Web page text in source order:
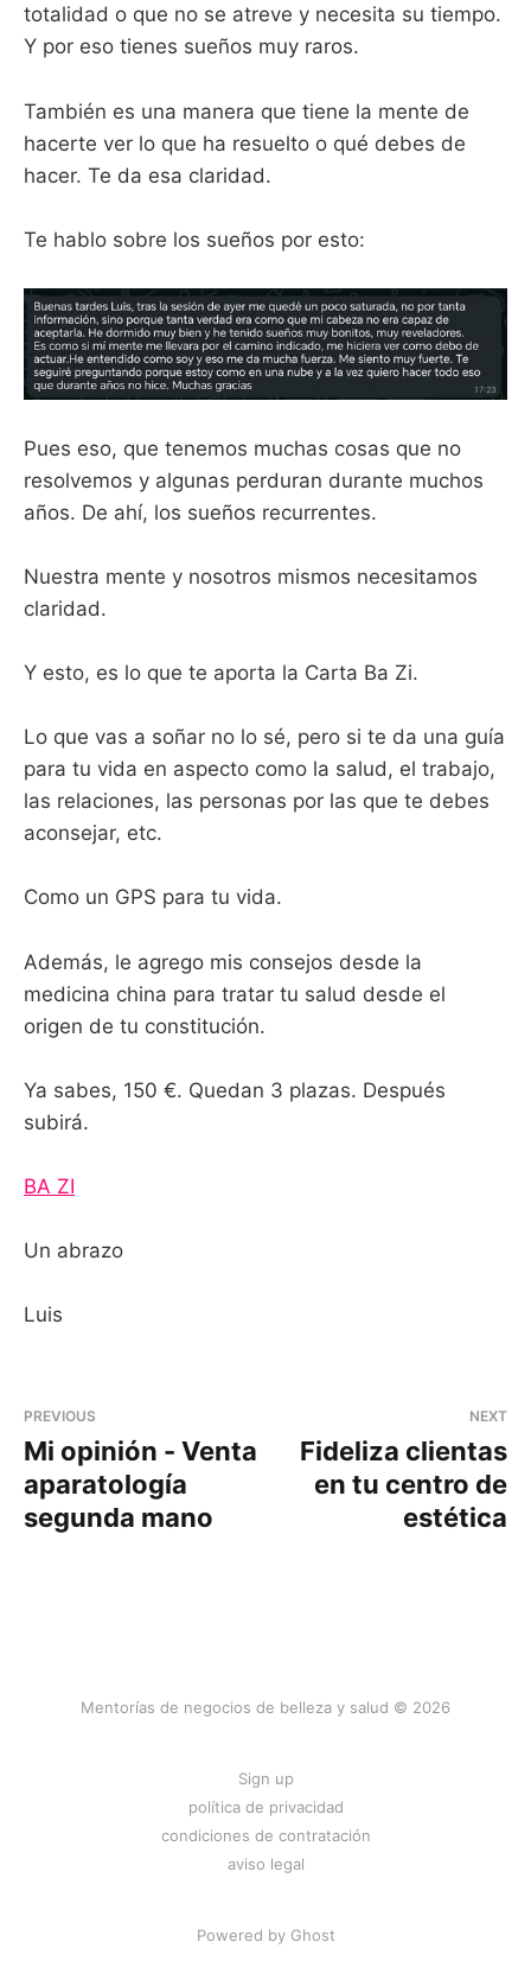
totalidad o que no se atreve y necesita su tiempo.
Y por eso tienes sueños muy raros.
También es una manera que tiene la mente de
hacerte ver lo que ha resuelto o qué debes de
hacer. Te da esa claridad.
Te hablo sobre los sueños por esto:
Pues eso, que tenemos muchas cosas que no
resolvemos y algunas perduran durante muchos
años. De ahí, los sueños recurrentes.
Nuestra mente y nosotros mismos necesitamos
claridad.
Y esto, es lo que te aporta la Carta Ba Zi.
Lo que vas a soñar no lo sé, pero si te da una guía
para tu vida en aspecto como la salud, el trabajo,
las relaciones, las personas por las que te debes
aconsejar, etc.
Como un GPS para tu vida.
Además, le agrego mis consejos desde la
medicina china para tratar tu salud desde el
origen de tu constitución.
Ya sabes, 150 €. Quedan 3 plazas. Después
subirá.
BA ZI
Un abrazo
Luis
PREVIOUS
Mi opinión - Venta
aparatología
segunda mano
NEXT
Fideliza clientas
en tu centro de
estética
Mentorías de negocios de belleza y salud © 2026
Sign up
política de privacidad
condiciones de contratación
aviso legal
Powered by Ghost